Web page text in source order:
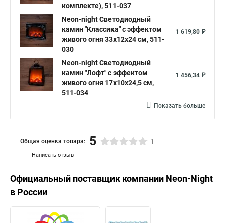
комплекте), 511-037
Neon-night Светодиодный
камин "Классика" с эффектом
живого огня 33х12х24 см, 511-
030
1 619,80 ₽
Neon-night Светодиодный
камин "Лофт" с эффектом
живого огня 17х10х24,5 см,
511-034
1 456,34 ₽
Показать больше
Написать отзыв
Общая оценка товара: 5 1
Официальный поставщик компании Neon-Night
в России